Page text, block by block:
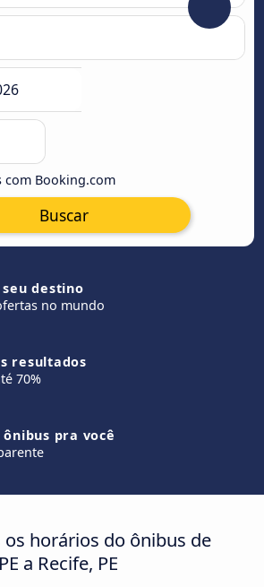
com Booking.com
Buscar
seu destino
no mundo
resultados
70%
pra você
horários do ônibus de
a Recife, PE